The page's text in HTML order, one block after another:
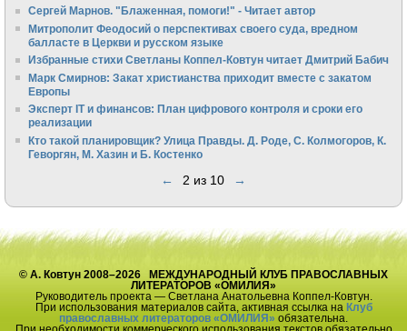
Сергей Марнов. "Блаженная, помоги!" - Читает автор
Митрополит Феодосий о перспективах своего суда, вредном
балласте в Церкви и русском языке
Избранные стихи Светланы Коппел-Ковтун читает Дмитрий Бабич
Марк Смирнов: Закат христианства приходит вместе с закатом
Европы
Эксперт IT и финансов: План цифрового контроля и сроки его
реализации
Кто такой планировщик? Улица Правды. Д. Роде, С. Колмогоров, К.
Геворгян, М. Хазин и Б. Костенко
← 2 из 10 →
© А. Ковтун 2008–2026 МЕЖДУНАРОДНЫЙ КЛУБ ПРАВОСЛАВНЫХ
ЛИТЕРАТОРОВ «ОМИЛИЯ»
Руководитель проекта — Светлана Анатольевна Коппел-Ковтун.
При использования материалов сайта, активная ссылка на Клуб
православных литераторов «ОМИЛИЯ» обязательна.